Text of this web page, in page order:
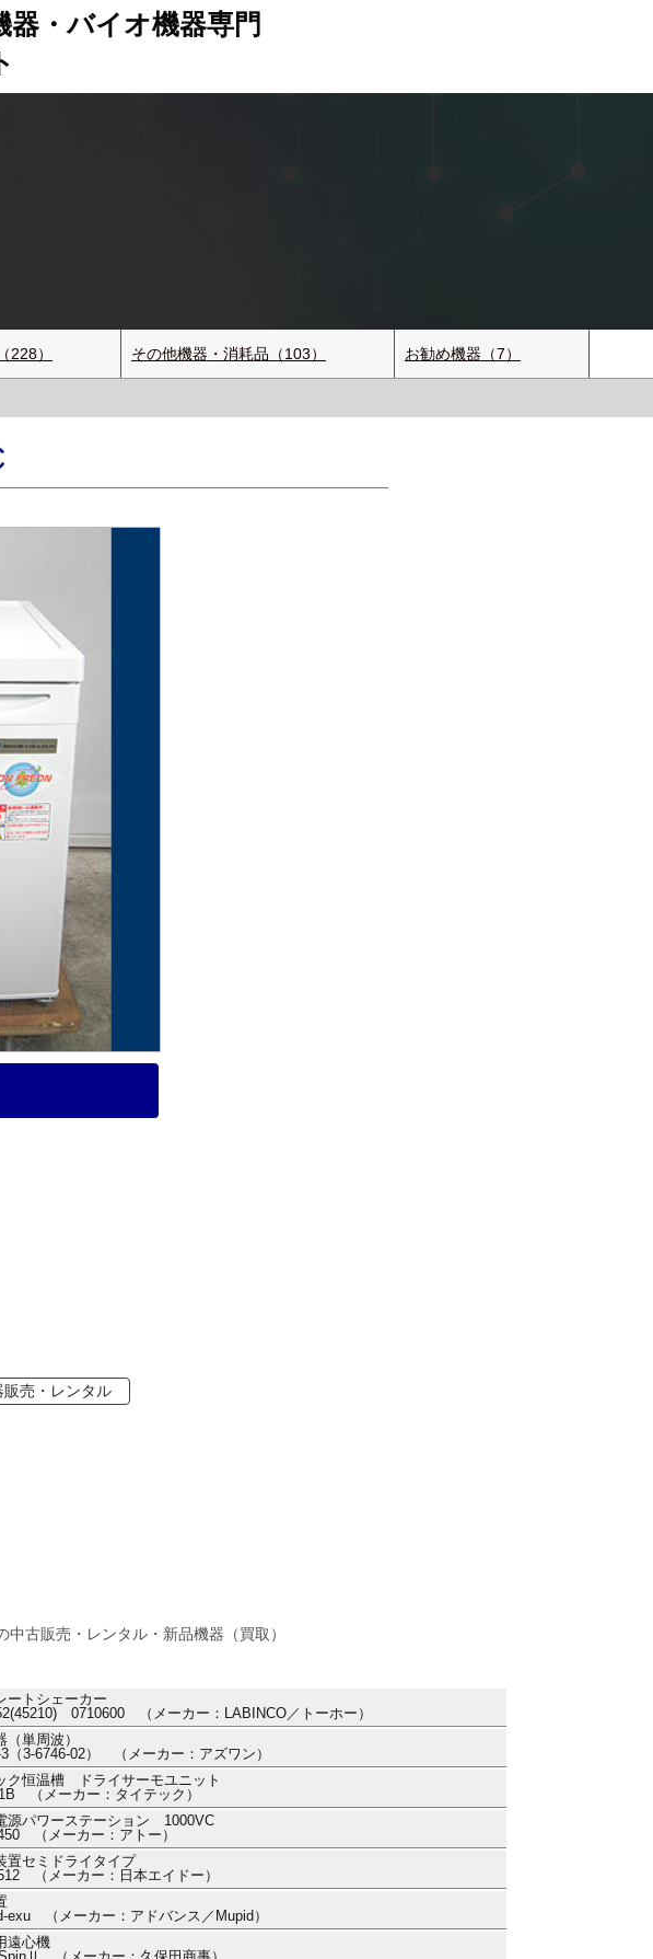
器 ・バイオ機器専門
228） その他機器・消耗品（103） お勧め機器（7）
売・レンタル
古販売・レンタル・新品機器（買取）
ートシェーカー
0710600 （メーカー：LABINCO／トーホー）
（単周波）
（3-6746-02） （メーカー：アズワン）
ク恒温槽 ドライサーモユニット
（メーカー：タイテック）
源パワーステーション 1000VC
（メーカー：アトー）
置セミドライタイプ
（メーカー：日本エイドー）
exu （メーカー：アドバンス／Mupid）
遠心機